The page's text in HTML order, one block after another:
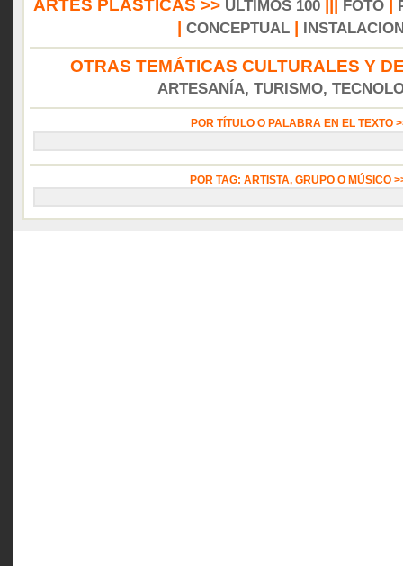
ARTES PLÁSTICAS >> ÚLTIMOS 100 FOTO
CONCEPTUAL
OTRAS TEMÁTICAS CULTURALES Y
ARTESANÍA, TURISMO,
POR TÍTULO O PALABRA EN EL TEXTO
POR TAG: ARTISTA, GRUPO O MÚSICO